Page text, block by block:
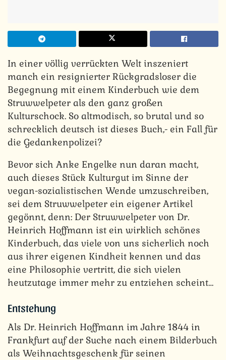
In einer völlig verrückten Welt inszeniert
manch ein resignierter Rückgradsloser die
Begegnung mit einem Kinderbuch wie dem
Struwwelpeter als den ganz großen
Kulturschock. So altmodisch, so brutal und so
schrecklich deutsch ist dieses Buch,- ein Fall für
die Gedankenpolizei?
Bevor sich Anke Engelke nun daran macht,
auch dieses Stück Kulturgut im Sinne der
vegan-sozialistischen Wende umzuschreiben,
sei dem Struwwelpeter ein eigener Artikel
gegönnt, denn: Der Struwwelpeter von Dr.
Heinrich Hoffmann ist ein wirklich schönes
Kinderbuch, das viele von uns sicherlich noch
aus ihrer eigenen Kindheit kennen und das
eine Philosophie vertritt, die sich vielen
heutzutage immer mehr zu entziehen scheint…
Entstehung
Als Dr. Heinrich Hoffmann im Jahre 1844 in
Frankfurt auf der Suche nach einem Bilderbuch
als Weihnachtsgeschenk für seinen